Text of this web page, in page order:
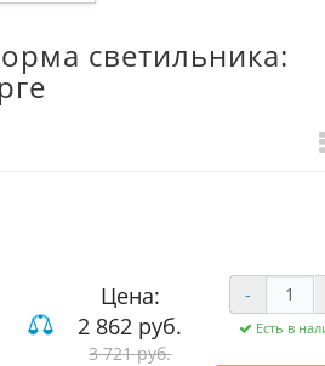
светильника:
(LED)
Цена:
2 862 руб.
3 721 руб.
-
Есть в